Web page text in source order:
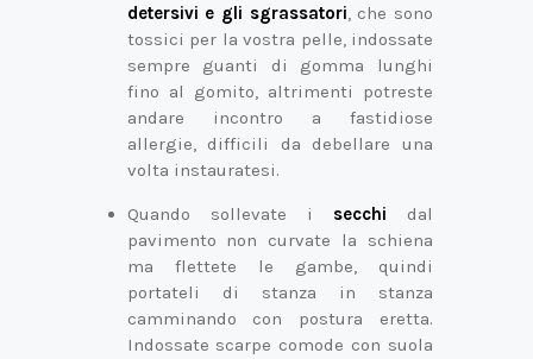
detersivi e gli sgrassatori, che sono
tossici per la vostra pelle, indossate
sempre guanti di gomma lunghi
fino al gomito, altrimenti potreste
andare incontro a fastidiose
allergie, difficili da debellare una
volta instauratesi.
Quando sollevate i secchi dal
pavimento non curvate la schiena
ma flettete le gambe, quindi
portateli di stanza in stanza
camminando con postura eretta.
Indossate scarpe comode con suola